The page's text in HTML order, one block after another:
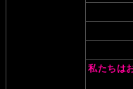
私たちは